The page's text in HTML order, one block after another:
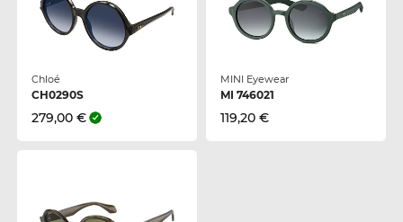
Chloé
CH0290S
279,00 €
MINI Eyewear
MI 746021
119,20 €